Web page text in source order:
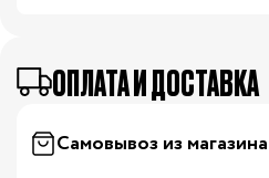
ОПЛАТА И ДОСТАВКА
Самовывоз из магазина